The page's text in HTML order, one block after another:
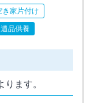
き家片付け
遺品供養
ます。